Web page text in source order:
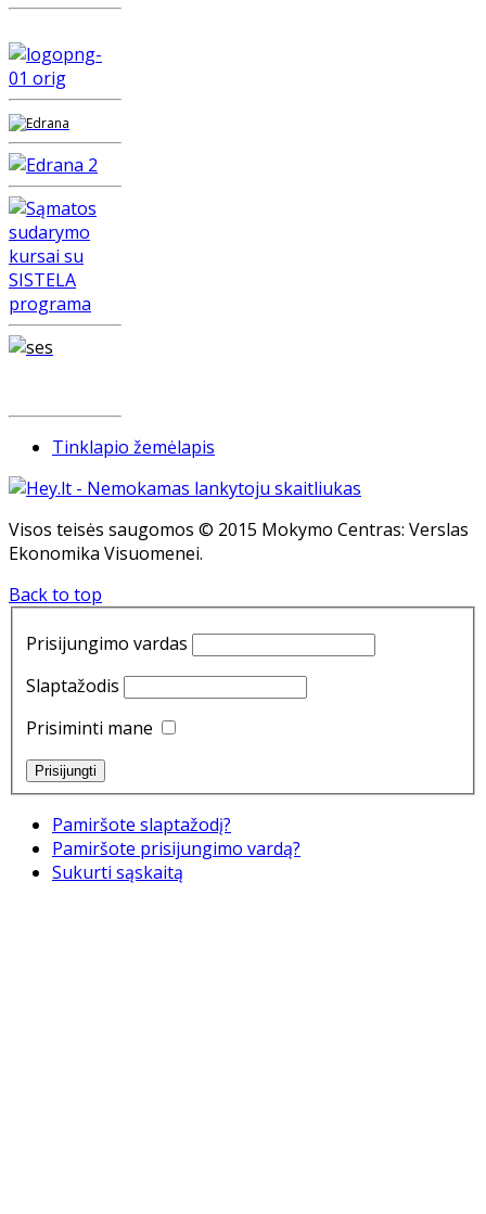
Tinklapio žemėlapis
Visos teisės saugomos © 2015 Mokymo Centras: Verslas
Ekonomika Visuomenei.
Back to top
Prisijungimo vardas
Slaptažodis
Prisiminti mane
Pamiršote slaptažodį?
Pamiršote prisijungimo vardą?
Sukurti sąskaitą